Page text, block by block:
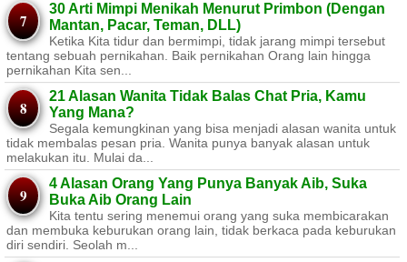
30 Arti Mimpi Menikah Menurut Primbon (Dengan
Mantan, Pacar, Teman, DLL)
Ketika Kita tidur dan bermimpi, tidak jarang mimpi tersebut
tentang sebuah pernikahan. Baik pernikahan Orang lain hingga
pernikahan Kita sen...
21 Alasan Wanita Tidak Balas Chat Pria, Kamu
Yang Mana?
Segala kemungkinan yang bisa menjadi alasan wanita untuk
tidak membalas pesan pria. Wanita punya banyak alasan untuk
melakukan itu. Mulai da...
4 Alasan Orang Yang Punya Banyak Aib, Suka
Buka Aib Orang Lain
Kita tentu sering menemui orang yang suka membicarakan
dan membuka keburukan orang lain, tidak berkaca pada keburukan
diri sendiri. Seolah m...